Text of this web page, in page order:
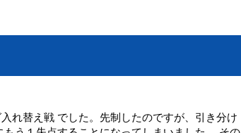
れ替え戦 でした。先制したのですが、引き分け